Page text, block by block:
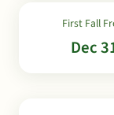
First Fall
Dec